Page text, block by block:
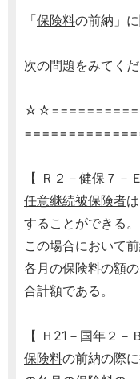
「保険料の前納」
次の問題をみてくだ
【 Ｒ２－健保７－
任意継続被保険者
することができる。
この場合において
各月の保険料の額の
合計額である。
【 Ｈ21－国年２－
保険料の前納の際